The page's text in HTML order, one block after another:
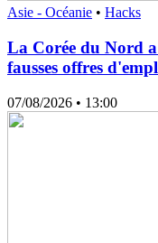
Asie - Océanie • Hacks
La Corée du Nord
fausses offres
07/08/2026 • 13:00